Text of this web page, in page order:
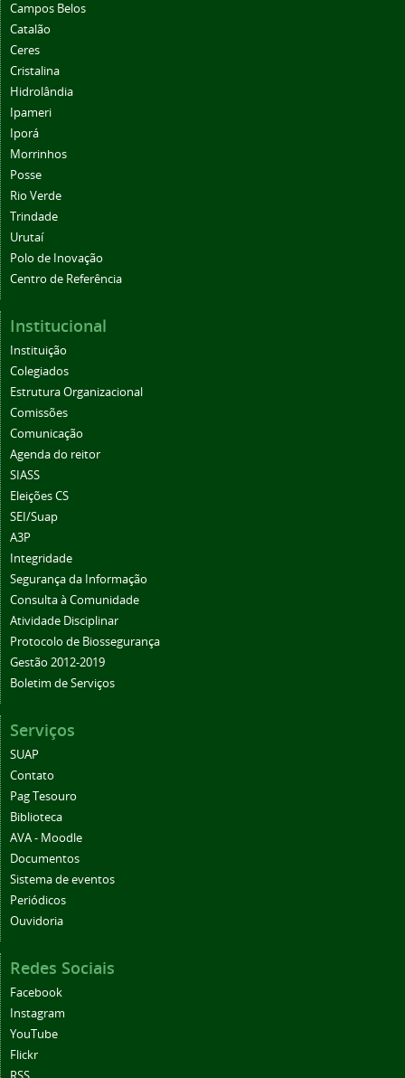
Campos Belos
Catalão
Ceres
Cristalina
Hidrolândia
Ipameri
Iporá
Morrinhos
Posse
Rio Verde
Trindade
Urutaí
Polo de Inovação
Centro de Referência
Institucional
Instituição
Colegiados
Estrutura Organizacional
Comissões
Comunicação
Agenda do reitor
SIASS
Eleições CS
SEI/Suap
A3P
Integridade
Segurança da Informação
Consulta à Comunidade
Atividade Disciplinar
Protocolo de Biossegurança
Gestão 2012-2019
Boletim de Serviços
Serviços
SUAP
Contato
Pag Tesouro
Biblioteca
AVA - Moodle
Documentos
Sistema de eventos
Periódicos
Ouvidoria
Redes Sociais
Facebook
Instagram
YouTube
Flickr